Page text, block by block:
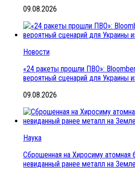
09.08.2026
Новости
«24 ракеты прошли ПВО»:
вероятный сценарий для Украины
09.08.2026
Наука
Сброшенная на Хиросиму атомная
невиданный ранее металл на Земле